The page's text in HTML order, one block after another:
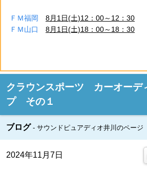
ＦＭ福岡
8月1日(土)12：00～12：30
ＦＭ山口
8月1日(土)18：00～18：30
クラウンスポーツ カーオーデ
プ その１
ブログ サウンドピュアディオ井川のページ
2024年11月7日